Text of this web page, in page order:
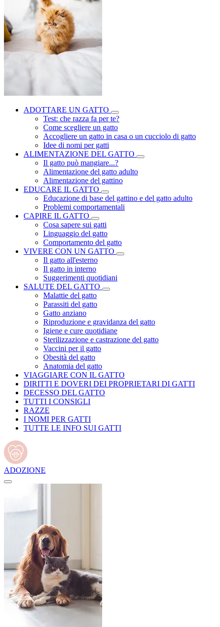
ADOTTARE UN GATTO
Test: che razza fa per te?
Come scegliere un gatto
Accogliere un gatto in casa o un cucciolo di gatto
Idee di nomi per gatti
ALIMENTAZIONE DEL GATTO
Il gatto può mangiare...?
Alimentazione del gatto adulto
Alimentazione del gattino
EDUCARE IL GATTO
Educazione di base del gattino e del gatto adulto
Problemi comportamentali
CAPIRE IL GATTO
Cosa sapere sui gatti
Linguaggio del gatto
Comportamento del gatto
VIVERE CON UN GATTO
Il gatto all'esterno
Il gatto in interno
Suggerimenti quotidiani
SALUTE DEL GATTO
Malattie del gatto
Parassiti del gatto
Gatto anziano
Riproduzione e gravidanza del gatto
Igiene e cure quotidiane
Sterilizzazione e castrazione del gatto
Vaccini per il gatto
Obesità del gatto
Anatomia del gatto
VIAGGIARE CON IL GATTO
DIRITTI E DOVERI DEI PROPRIETARI DI GATTI
DECESSO DEL GATTO
TUTTI I CONSIGLI
RAZZE
I NOMI PER GATTI
TUTTE LE INFO SUI GATTI
ADOZIONE